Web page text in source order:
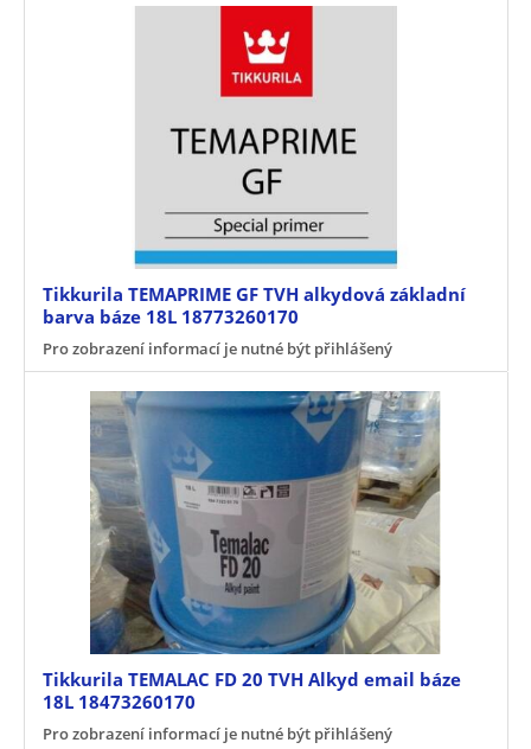
Tikkurila TEMAPRIME GF TVH alkydová základní
barva báze 18L 18773260170
Pro zobrazení informací je nutné být přihlášený
Tikkurila TEMALAC FD 20 TVH Alkyd email báze
18L 18473260170
Pro zobrazení informací je nutné být přihlášený